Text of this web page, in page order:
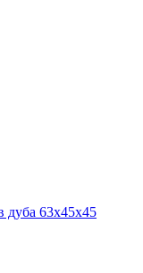
дуба 63х45х45